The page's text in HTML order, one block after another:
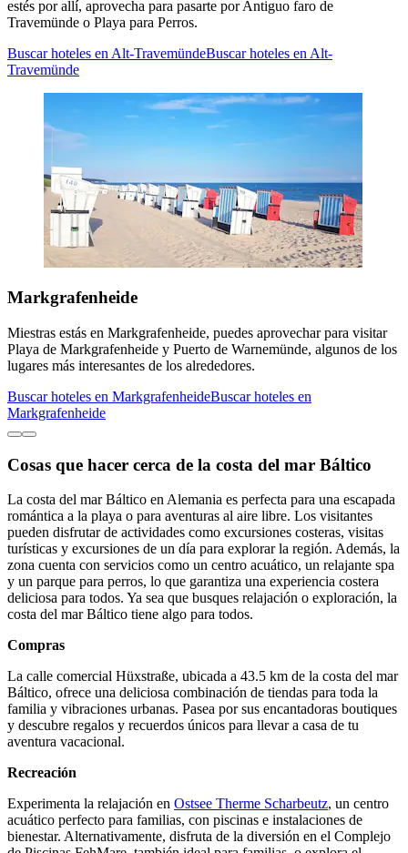
estés por allí, aprovecha para pasarte por Antiguo faro de
Travemünde o Playa para Perros.
Buscar hoteles en Alt-TravemündeBuscar hoteles en Alt-
Travemünde
Markgrafenheide
Miestras estás en Markgrafenheide, puedes aprovechar para visitar
Playa de Markgrafenheide y Puerto de Warnemünde, algunos de los
lugares más interesantes de los alrededores.
Buscar hoteles en MarkgrafenheideBuscar hoteles en
Markgrafenheide
Cosas que hacer cerca de la costa del mar Báltico
La costa del mar Báltico en Alemania es perfecta para una escapada
romántica a la playa o para aventuras al aire libre. Los visitantes
pueden disfrutar de actividades como excursiones costeras, visitas
turísticas y excursiones de un día para explorar la región. Además, la
zona cuenta con servicios como un centro acuático, un relajante spa
y un parque para perros, lo que garantiza una experiencia costera
deliciosa para todos. Ya sea que busques relajación o exploración, la
costa del mar Báltico tiene algo para todos.
Compras
La calle comercial Hüxstraße, ubicada a 43.5 km de la costa del mar
Báltico, ofrece una deliciosa combinación de tiendas para toda la
familia y vibraciones urbanas. Pasea por sus encantadoras boutiques
y descubre regalos y recuerdos únicos para llevar a casa de tu
aventura vacacional.
Recreación
Experimenta la relajación en Ostsee Therme Scharbeutz, un centro
acuático perfecto para familias, con piscinas e instalaciones de
bienestar. Alternativamente, disfruta de la diversión en el Complejo